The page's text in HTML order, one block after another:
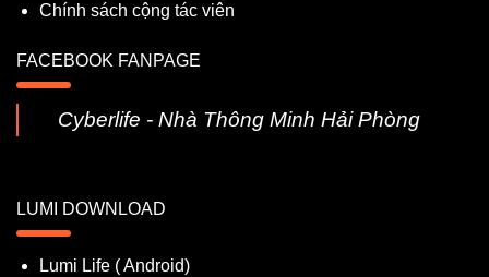
Chính sách cộng tác viên
FACEBOOK FANPAGE
Cyberlife - Nhà Thông Minh Hải Phòng
LUMI DOWNLOAD
Lumi Life ( Android)